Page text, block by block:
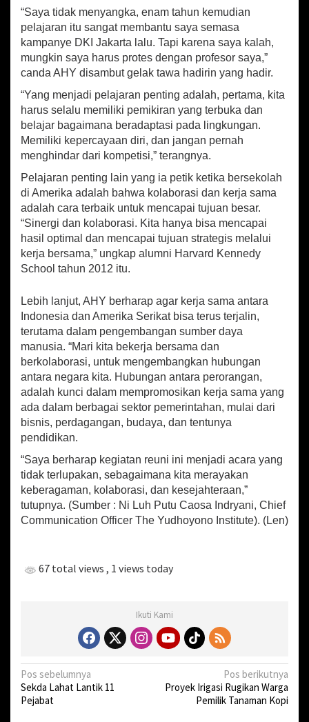
“Saya tidak menyangka, enam tahun kemudian
pelajaran itu sangat membantu saya semasa
kampanye DKI Jakarta lalu. Tapi karena saya kalah,
mungkin saya harus protes dengan profesor saya,”
canda AHY disambut gelak tawa hadirin yang hadir.
“Yang menjadi pelajaran penting adalah, pertama, kita
harus selalu memiliki pemikiran yang terbuka dan
belajar bagaimana beradaptasi pada lingkungan.
Memiliki kepercayaan diri, dan jangan pernah
menghindar dari kompetisi,” terangnya.
Pelajaran penting lain yang ia petik ketika bersekolah
di Amerika adalah bahwa kolaborasi dan kerja sama
adalah cara terbaik untuk mencapai tujuan besar.
“Sinergi dan kolaborasi. Kita hanya bisa mencapai
hasil optimal dan mencapai tujuan strategis melalui
kerja bersama,” ungkap alumni Harvard Kennedy
School tahun 2012 itu.
Lebih lanjut, AHY berharap agar kerja sama antara
Indonesia dan Amerika Serikat bisa terus terjalin,
terutama dalam pengembangan sumber daya
manusia. “Mari kita bekerja bersama dan
berkolaborasi, untuk mengembangkan hubungan
antara negara kita. Hubungan antara perorangan,
adalah kunci dalam mempromosikan kerja sama yang
ada dalam berbagai sektor pemerintahan, mulai dari
bisnis, perdagangan, budaya, dan tentunya
pendidikan.
“Saya berharap kegiatan reuni ini menjadi acara yang
tidak terlupakan, sebagaimana kita merayakan
keberagaman, kolaborasi, dan kesejahteraan,”
tutupnya. (Sumber : Ni Luh Putu Caosa Indryani, Chief
Communication Officer The Yudhoyono Institute). (Len)
67 total views , 1 views today
Ikuti Kami
N
a
Pos sebelumnya
Sekda Lahat Lantik 11
Pejabat
Pos berikutnya
Proyek Irigasi Rugikan Warga
Pemilik Tanaman Kopi